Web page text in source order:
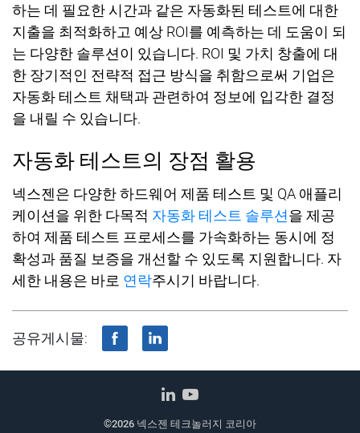
하는 데 필요한시간과 같은 자동화된 테스트에 대한
지출을 최적화하고 예상 ROI를 예측하는 데 도움이 되
는 다양한 솔루션이 있습니다. ROI 및 가치 창출에 대
한 장기적인 전략적 접근 방식을 취함으로써 기업은
자동화 테스트 채택과 관련하여 정보에 입각한 결정
을 내릴 수 있습니다.
자동화 테스트의 장점 활용
넥스젠은 다양한하드웨어 제품 테스트 및 QA 애플리
케이션을 위한 다목적 자동화 테스트 솔루션을 제공
하여 제품 테스트 프로세스를 가속화하는 동시에 정
확성과 품질 보증을 개선할 수 있도록 지원합니다. 자
세한 내용은 바로 연락주시기 바랍니다.
공유게시물:
©2026 넥스젠 테크놀러지 코리아